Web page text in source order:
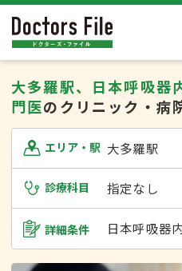
大多羅駅、日本呼吸器
門医のクリニック・病
エリア・駅 大多羅駅
診療科目 指定なし
詳細条件